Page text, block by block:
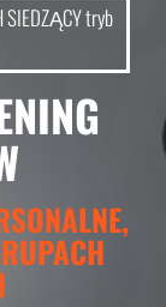
SIEDZĄCY tryb